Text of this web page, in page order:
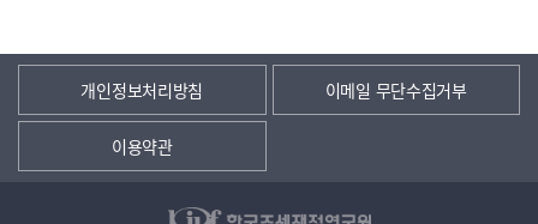
개인정보처리방침 이메일 무단수집거부
이용약관